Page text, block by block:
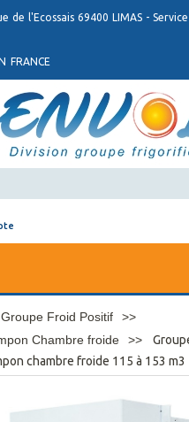
de l'Ecossais 69400 LIMAS -
FRANCE
Groupe Froid Positif
Chambre froide
chambre froide 115 à 153 m3